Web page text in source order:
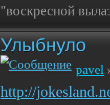
"воскресной
Улыбнуло
pavel
http://